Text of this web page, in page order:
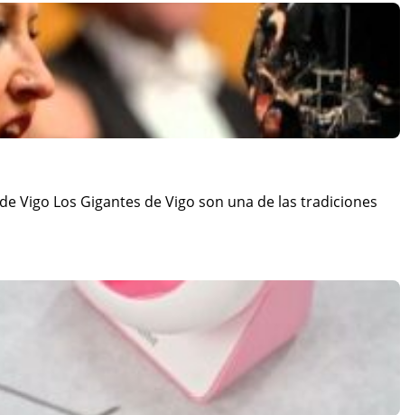
Vigo Los Gigantes de Vigo son una de las tradiciones